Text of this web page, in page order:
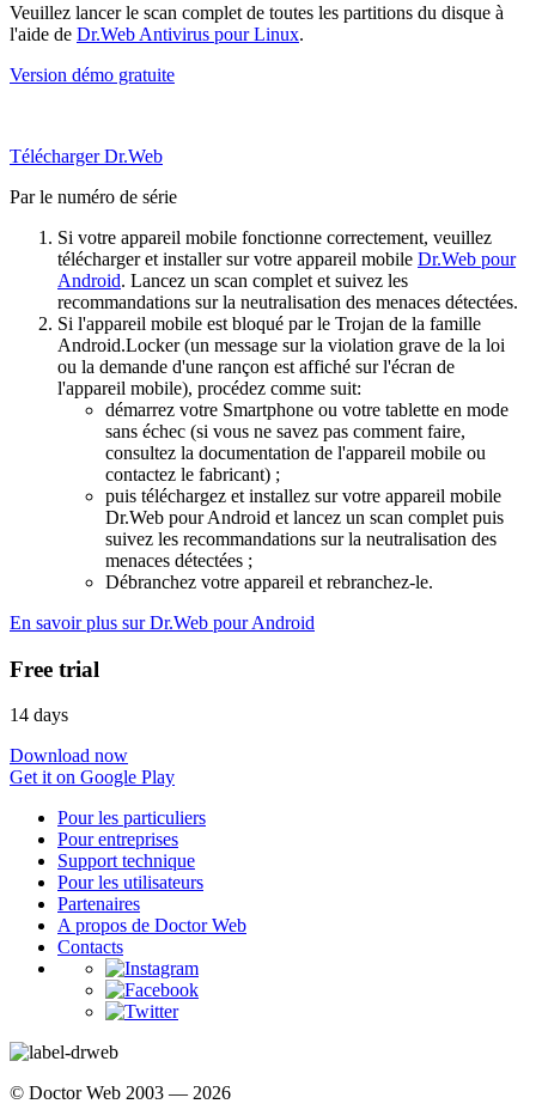
Veuillez lancer le scan complet de toutes les partitions du disque à
l'aide de Dr.Web Antivirus pour Linux.
Version démo gratuite
Télécharger Dr.Web
Par le numéro de série
Si votre appareil mobile fonctionne correctement, veuillez
télécharger et installer sur votre appareil mobile Dr.Web pour
Android. Lancez un scan complet et suivez les
recommandations sur la neutralisation des menaces détectées.
Si l'appareil mobile est bloqué par le Trojan de la famille
Android.Locker (un message sur la violation grave de la loi
ou la demande d'une rançon est affiché sur l'écran de
l'appareil mobile), procédez comme suit:
démarrez votre Smartphone ou votre tablette en mode
sans échec (si vous ne savez pas comment faire,
consultez la documentation de l'appareil mobile ou
contactez le fabricant) ;
puis téléchargez et installez sur votre appareil mobile
Dr.Web pour Android et lancez un scan complet puis
suivez les recommandations sur la neutralisation des
menaces détectées ;
Débranchez votre appareil et rebranchez-le.
En savoir plus sur Dr.Web pour Android
Free trial
14 days
Download now
Get it on Google Play
Pour les particuliers
Pour entreprises
Support technique
Pour les utilisateurs
Partenaires
A propos de Doctor Web
Contacts
© Doctor Web 2003 — 2026